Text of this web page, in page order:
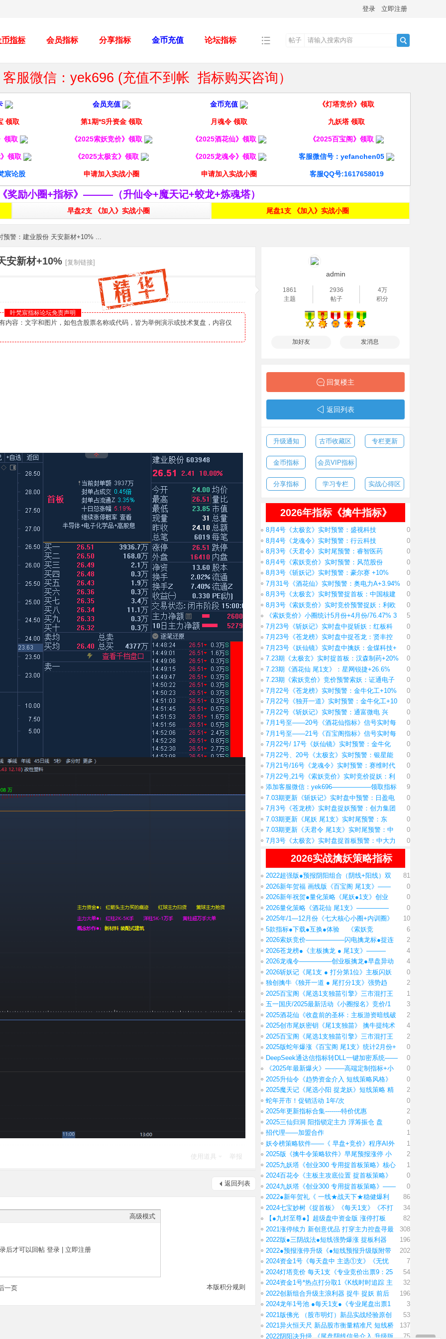
登录 立即注册
币指标 会员指标 分享指标 金币充值 论坛指标
帖子
服微信：yek696 (充值不到帐 指标购买咨询）
会员充值 金币充值 《灯塔竞价》领取
领取 第1期*S升资金 领取 月魂令 领取 九妖塔 领取
领取 《2025索妖竞价》领取 《2025酒花仙》领取 《2025百宝阁》领取
领取 《2025太极玄》领取 《2025龙魂令》领取 客服微信号：yefanchen05
宸论股 申请加入实战小圈 申请加入实战小圈 客服QQ号:1617658019
奖励小圈+指标》———（升仙令+魔天记+蛟龙+炼魂塔）
早盘2支 《加入》实战小圈 尾盘1支 《加入》实战小圈
预警：建业股份 天安新材+10% ...
安新材+10% [复制链接]
叶梵宸指标论坛免责声明
内容：文字和图片，如包含股票名称或代码，皆为举例演示或技术复盘，内容仅
使用道具 举报
返回列表
高级模式
后才可以回帖 登录| 立即注册
本版积分规则
一页
admin
1861
主题
2936
帖子
4万
积分
加好友 发消息
回复楼主
返回列表
升级通知 古币收藏区 专栏更新
金币指标 会员VIP指标
分享指标 学习专栏 实战心得区
2026年指标《擒牛指标》
0
8月4号《太极玄》实时预警：盛视科技
0
8月4号《龙魂令》实时预警：行云科技
0
8月3号《天君令》实时尾预警：睿智医药
0
8月4号《索妖竞价》实时预警：风范股份
0
8月3号《斩妖记》实时预警：豪尔赛 +10%
0
7月31号《酒花仙》实时预警：奥电力A+3.94%
0
8月3号《太极玄》实时预警捉首板：中国核建
0
8月3号《索妖竞价》实时竞价预警捉妖：利欧
5
《索妖竞价》小圈统计5月份+4月份/76.47% 3
0
7月23号《斩妖记》实时盘中捉斩妖：红板科
0
7月23号《苍龙榜》实时盘中捉苍龙：贤丰控
0
7月23号《妖仙镜》实时盘中擒妖：金煤科技+
0
7.23期《太极玄》实时捉首板：汉森制药+20%
0
7.23期《酒花仙 尾1支》：星网锐捷+26.6%
0
7.23期《索妖竞价》竞价预警索妖：证通电子
0
7月22号《苍龙榜》实时预警：金牛化工+10%
0
7月22号《独开一道》实时预警：金牛化工+10
0
7月22号《斩妖记》实时预警：通富微电 兴
0
7月1号至——20号《酒花仙指标》信号实时每
0
7月1号至——21号《百宝阁指标》信号实时每
0
7月22号/ 17号《妖仙镜》实时预警：金牛化
0
7月22号、20号《太极玄》实时预警：银星能
0
7月21号/16号《龙魂令》实时预警：赛维时代
0
7月22号,21号《索妖竞价》实时竞价捉妖：利
9
添加客服微信：yek696——————领取指标
0
7.03期更新《斩妖记》实时盘中预警：日盈电
0
7月3号《苍龙榜》实时盘捉妖预警：创力集团
0
7.03期更新《尾妖 尾1支》实时尾预警：东
0
7.03期更新《天君令 尾1支》实时尾预警：中
0
7月3号《太极玄》实时盘捉首板预警：中大力
2026实战擒妖策略指标
81
2022超强版●预报阴阳组合（阴线+阳线）双
0
2026新年贺福 画线版《百宝阁 尾1支》——
0
2026新年祝贺●量化策略《尾妖●1支》创业
0
2026量化策略《酒花仙 尾1支》—————
10
2025年/1—12月份《七大核心小圈+内训圈》
6
5款指标●下载●互换●体验 《索妖竞
2
2026索妖竞价——————闪电擒龙标●捉连
4
2026苍龙榜●《主板擒龙 ● 尾1支》———
4
2026龙魂令—————创业板擒龙●早盘异动
0
2026斩妖记《尾1支 ● 打分第1位》主板闪妖
2
独创擒牛《独开一道 ● 尾打分1支》强势趋
1
2025百宝阁《尾选1支独苗引擎》三市混打王
3
五一国庆/2025最新活动《小圈报名》竞价/1
2
2025酒花仙《收盘前的圣杯：主板游资暗线破
4
2025创市尾妖密钥《尾1支独苗》 擒牛提纯术
2
2025百宝阁《尾选1支独苗引擎》三市混打王
0
2025版蛇年爆涨《百宝阁 尾1支》统计2月份+
0
DeepSeek通达信指标转DLL一键加密系统——
0
《2025年最新爆火》———高端定制指标+小
0
2025升仙令《趋势资金介入 短线策略风格》
2
2025魔天记《尾选小阳 捉龙妖》短线策略 精
0
蛇年开市！促销活动 1年/次
2
2025年更新指标合集--------特价优惠
0
2025三仙归洞 阳指锁定主力 浮筹振仓 盘
1
招代理——加盟合作
1
妖令榜策略软件——《 早盘+竞价》程序AI外
2
2025版《擒牛令策略软件》早尾预报涨停 小
1
2025九妖塔《创业300 专用捉首板策略》核心
0
2024百花令《主板主攻底位置 捉首板策略》
0
2024九妖塔《创业300 专用捉首板策略》——
86
2022●新年贺礼《 一线★战天下★稳健爆利
34
2024七宝妙树《捉首板》《每天1支》《不打
82
【●九封至尊●】超级盘中资金版 涨停打板
308
2021涨停续力 新创意优品 打穿主力控盘寻最
196
2022版●三阴战法●短线强势爆涨 捉板利器
202
2022●预报涨停升级《●短线预报升级版附带
7
2024资金1号《每天盘中 主选①支》《无忧
54
2024灯塔竞价 每天1支《专业竞价出票9：25
32
2024资金1号*热点打分取1《K线时时追踪 主
196
2022创新组合升级主浪利器 捉牛 捉妖 前后
3
2024龙年1号池 ●每天1支●《专业尾盘出票1
53
2021版佛光 （股市明灯）新品实战经验原创
137
2021异火恒天尺 新品股市衡量精准尺 短线桥
75
2022阴阳决升级 《尾盘阴线信号介入 升级版